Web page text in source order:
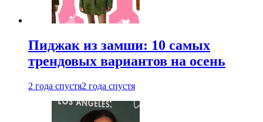
Пиджак из замши: 10 самых
трендовых вариантов на осень
2 года спустя2 года спустя